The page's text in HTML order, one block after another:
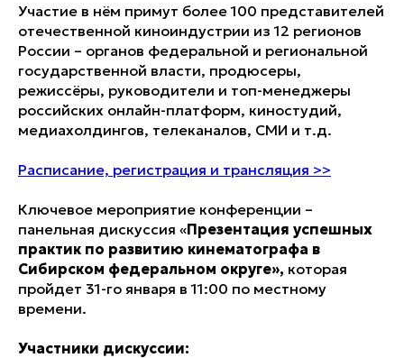
Участие в нём примут более 100 представителей
отечественной киноиндустрии из 12 регионов
России – органов федеральной и региональной
государственной власти, продюсеры,
режиссёры, руководители и топ-менеджеры
российских онлайн-платформ, киностудий,
медиахолдингов, телеканалов, СМИ и т.д.
Расписание, регистрация и трансляция >>
Ключевое мероприятие конференции –
панельная дискуссия «Презентация успешных
практик по развитию кинематографа в
Сибирском федеральном округе», которая
пройдет 31-го января в 11:00 по местному
времени.
Участники дискуссии: